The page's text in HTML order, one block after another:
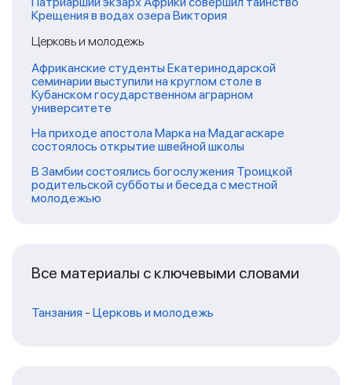
Крещения в водах озера Виктория
Церковь и молодежь
Африканские студенты Екатеринодарской
семинарии выступили на круглом столе в
Кубанском государственном аграрном
университете
На приходе апостола Марка на Мадагаскаре
состоялось открытие швейной школы
В Замбии состоялись богослужения Троицкой
родительской субботы и беседа с местной
молодежью
Все материалы с ключевыми словами
Танзания - Церковь и молодежь